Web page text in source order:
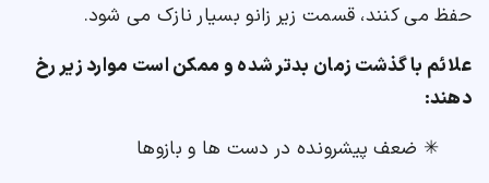
حفظ می کنند، قسمت زیر زانو بسیار نازک می شود.
علائم با گذشت زمان بدتر شده و ممکن است موارد زیر رخ
دهند:
✳ ضعف پیشرونده در دست ها و بازوها